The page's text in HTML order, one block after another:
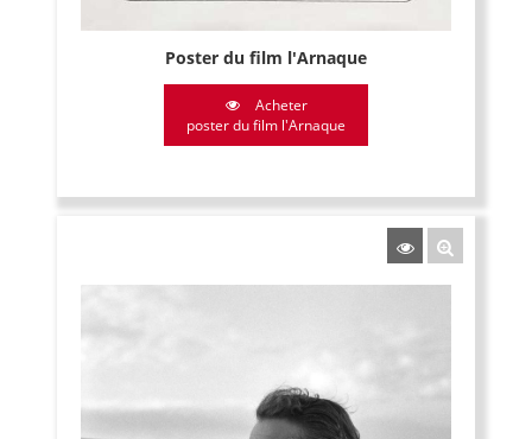
Poster du film l'Arnaque
Acheter
poster du film l'Arnaque